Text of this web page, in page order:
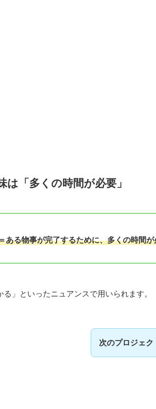
「多くの時間が必要」
ある物事が完了するために、多くの時間
る」といったニュアンスで用いられます。
次のプロジェク